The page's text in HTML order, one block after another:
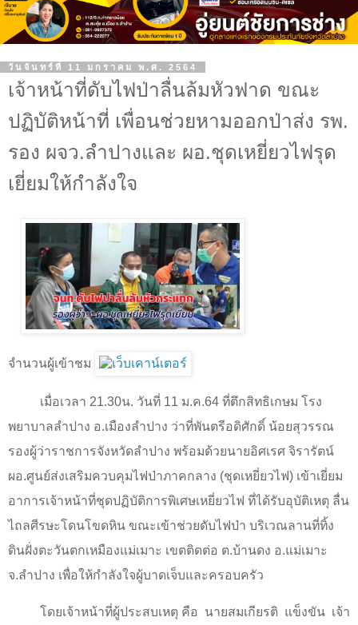
วันจันทร์ที่ 11 มกราคม พ.ศ. 2564
เจ้าหน้าที่ดับไฟป่าลื่นล้มหัวฟาด ขณะ
ปฏิบัติหน้าที่ เพื่อนช่วยหามออกป่าส่ง รพ.
รอง ผจว.ลำปางและ ผอ.ชุดเหยี่ยวไฟรุด
เยี่ยมให้กำลังใจ
จำนวนผู้เข้าชม
เมื่อเวลา 21.30น. วันที่ 11 ม.ค.64 ที่ตึกสิทธิเกษม โรง
พยาบาลลำปาง อ.เมืองลำปาง ว่าที่พันตรีอดิศักดิ์ น้อยสุวรรณ
รองผู้ว่าราชการจังหวัดลำปาง พร้อมด้วยนายอิศเรศ จิรารัตน์
ผอ.ศูนย์ส่งเสริมควบคุมไฟป่าภาคกลาง (ชุดเหยี่ยวไฟ) เข้าเยี่ยม
อาการเจ้าหน้าที่ชุดปฏิบัติการพิเศษเหยี่ยวไฟ ที่ได้รับอุบัติเหตุ ลื่น
ไถลศีรษะโดนโขดหิน ขณะเข้าช่วยดับไฟป่า บริเวณลานที่ทิ้ง
ดินฝั่งตะวันตกเหมืองแม่เมาะ เขตติดต่อ ต.บ้านดง อ.แม่เมาะ
จ.ลำปาง เพื่อให้กำลังใจผู้บาดเจ็บและครอบครัว
โดยเจ้าหน้าที่ผู้ประสบเหตุ คือ นายสมเกียรติ แข็งขัน เจ้า